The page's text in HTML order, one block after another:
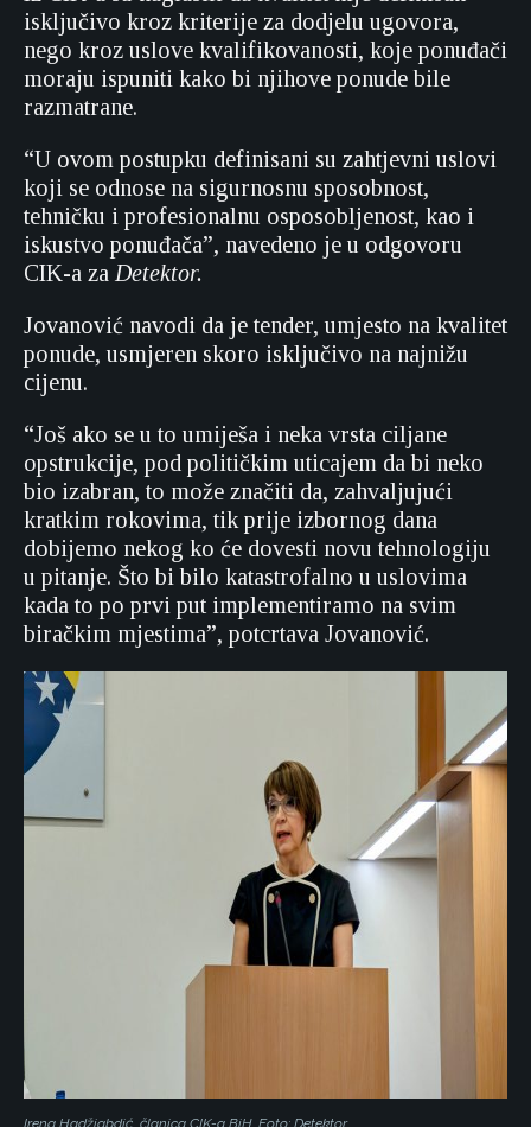
isključivo kroz kriterije za dodjelu ugovora,
nego kroz uslove kvalifikovanosti, koje ponuđači
moraju ispuniti kako bi njihove ponude bile
razmatrane.
“U ovom postupku definisani su zahtjevni uslovi
koji se odnose na sigurnosnu sposobnost,
tehničku i profesionalnu osposobljenost, kao i
iskustvo ponuđača”, navedeno je u odgovoru
CIK-a za Detektor.
Jovanović navodi da je tender, umjesto na kvalitet
ponude, usmjeren skoro isključivo na najnižu
cijenu.
“Još ako se u to umiješa i neka vrsta ciljane
opstrukcije, pod političkim uticajem da bi neko
bio izabran, to može značiti da, zahvaljujući
kratkim rokovima, tik prije izbornog dana
dobijemo nekog ko će dovesti novu tehnologiju
u pitanje. Što bi bilo katastrofalno u uslovima
kada to po prvi put implementiramo na svim
biračkim mjestima”, potcrtava Jovanović.